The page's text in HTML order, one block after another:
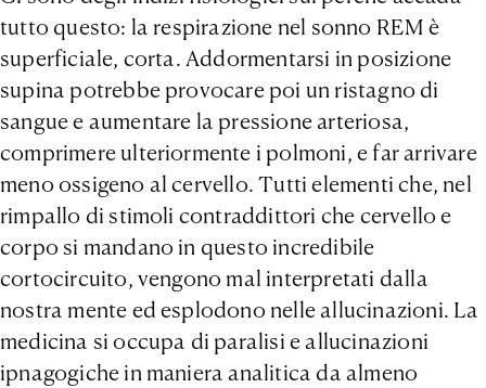
tutto questo: la respirazione nel sonno REM è
superficiale, corta. Addormentarsi in posizione
supina potrebbe provocare poi un ristagno di
sangue e aumentare la pressione arteriosa,
comprimere ulteriormente i polmoni, e far arrivare
meno ossigeno al cervello. Tutti elementi che, nel
rimpallo di stimoli contraddittori che cervello e
corpo si mandano in questo incredibile
cortocircuito, vengono mal interpretati dalla
nostra mente ed esplodono nelle allucinazioni. La
medicina si occupa di paralisi e allucinazioni
ipnagogiche in maniera analitica da almeno